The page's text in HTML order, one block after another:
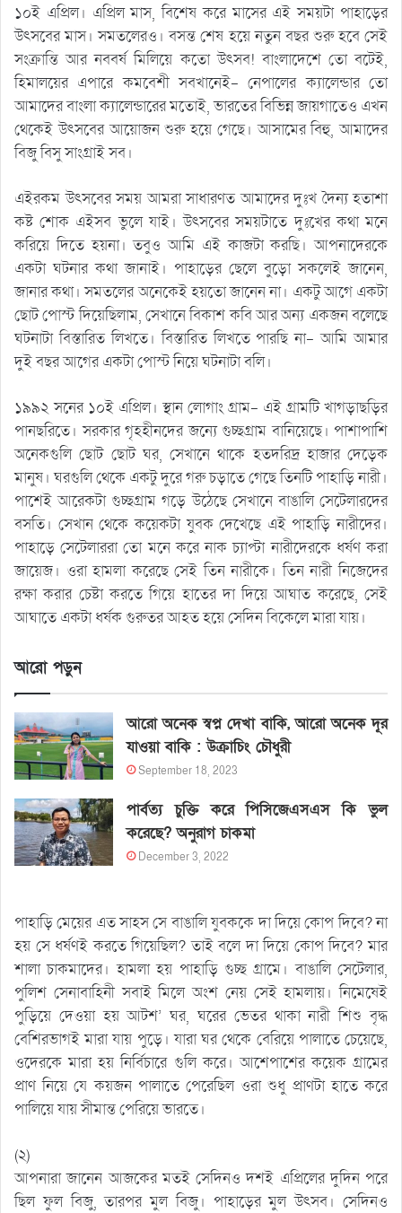
১০ই এপ্রিল। এপ্রিল মাস, বিশেষ করে মাসের এই সময়টা পাহাড়ের
উৎসবের মাস। সমতলেরও। বসন্ত শেষ হয়ে নতুন বছর শুরু হবে সেই
সংক্রান্তি আর নববর্ষ মিলিয়ে কতো উৎসব! বাংলাদেশে তো বটেই,
হিমালয়ের এপারে কমবেশী সবখানেই- নেপালের ক্যালেন্ডার তো
আমাদের বাংলা ক্যালেন্ডারের মতোই, ভারতের বিভিন্ন জায়গাতেও এখন
থেকেই উৎসবের আয়োজন শুরু হয়ে গেছে। আসামের বিহু, আমাদের
বিজু বিসু সাংগ্রাই সব।
এইরকম উৎসবের সময় আমরা সাধারণত আমাদের দুঃখ দৈন্য হতাশা
কষ্ট শোক এইসব ভুলে যাই। উৎসবের সময়টাতে দুঃখের কথা মনে
করিয়ে দিতে হয়না। তবুও আমি এই কাজটা করছি। আপনাদেরকে
একটা ঘটনার কথা জানাই। পাহাড়ের ছেলে বুড়ো সকলেই জানেন,
জানার কথা। সমতলের অনেকেই হয়তো জানেন না। একটু আগে একটা
ছোট পোস্ট দিয়েছিলাম, সেখানে বিকাশ কবি আর অন্য একজন বলেছে
ঘটনাটা বিস্তারিত লিখতে। বিস্তারিত লিখতে পারছি না- আমি আমার
দুই বছর আগের একটা পোস্ট নিয়ে ঘটনাটা বলি।
১৯৯২ সনের ১০ই এপ্রিল। স্থান লোগাং গ্রাম- এই গ্রামটি খাগড়াছড়ির
পানছরিতে। সরকার গৃহহীনদের জন্যে গুচ্ছগ্রাম বানিয়েছে। পাশাপাশি
অনেকগুলি ছোট ছোট ঘর, সেখানে থাকে হতদরিদ্র হাজার দেড়েক
মানুষ। ঘরগুলি থেকে একটু দুরে গরু চড়াতে গেছে তিনটি পাহাড়ি নারী।
পাশেই আরেকটা গুচ্ছগ্রাম গড়ে উঠেছে সেখানে বাঙালি সেটেলারদের
বসতি। সেখান থেকে কয়েকটা যুবক দেখেছে এই পাহাড়ি নারীদের।
পাহাড়ে সেটেলাররা তো মনে করে নাক চ্যাপ্টা নারীদেরকে ধর্ষণ করা
জায়েজ। ওরা হামলা করেছে সেই তিন নারীকে। তিন নারী নিজেদের
রক্ষা করার চেষ্টা করতে গিয়ে হাতের দা দিয়ে আঘাত করেছে, সেই
আঘাতে একটা ধর্ষক গুরুতর আহত হয়ে সেদিন বিকেলে মারা যায়।
আরো পড়ুন
আরো অনেক স্বপ্ন দেখা বাকি, আরো অনেক দূর
যাওয়া বাকি : উক্রাচিং চৌধুরী
September 18, 2023
পার্বত্য চুক্তি করে পিসিজেএসএস কি ভুল
করেছে? অনুরাগ চাকমা
December 3, 2022
পাহাড়ি মেয়ের এত সাহস সে বাঙালি যুবককে দা দিয়ে কোপ দিবে? না
হয় সে ধর্ষণই করতে গিয়েছিল? তাই বলে দা দিয়ে কোপ দিবে? মার
শালা চাকমাদের। হামলা হয় পাহাড়ি গুচ্ছ গ্রামে। বাঙালি সেটেলার,
পুলিশ সেনাবাহিনী সবাই মিলে অংশ নেয় সেই হামলায়। নিমেষেই
পুড়িয়ে দেওয়া হয় আটশ’ ঘর, ঘরের ভেতর থাকা নারী শিশু বৃদ্ধ
বেশিরভাগই মারা যায় পুড়ে। যারা ঘর থেকে বেরিয়ে পালাতে চেয়েছে,
ওদেরকে মারা হয় নির্বিচারে গুলি করে। আশেপাশের কয়েক গ্রামের
প্রাণ নিয়ে যে কয়জন পালাতে পেরেছিল ওরা শুধু প্রাণটা হাতে করে
পালিয়ে যায় সীমান্ত পেরিয়ে ভারতে।
(২)
আপনারা জানেন আজকের মতই সেদিনও দশই এপ্রিলের দুদিন পরে
ছিল ফুল বিজু, তারপর মুল বিজু। পাহাড়ের মুল উৎসব। সেদিনও